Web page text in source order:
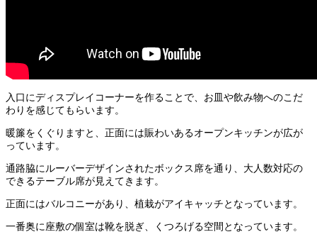
入口にディスプレイコーナーを作ることで、お皿や飲み物へのこだ
わりを感じてもらいます。
暖簾をくぐりますと、正面には賑わいあるオープンキッチンが広が
っています。
通路脇にルーバーデザインされたボックス席を通り、大人数対応の
できるテーブル席が見えてきます。
正面にはバルコニーがあり、植栽がアイキャッチとなっています。
一番奥に座敷の個室は靴を脱ぎ、くつろげる空間となっています。